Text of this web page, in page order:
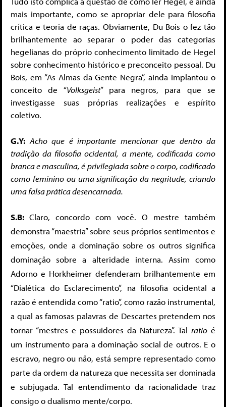
mais importante, como se apropriar dele para filosofia
crítica e teoria de raças. Obviamente, Du Bois o fez tão
brilhantemente ao separar o poder das categorias
hegelianas do próprio conhecimento limitado de Hegel
sobre conhecimento histórico e preconceito pessoal. Du
Bois, em “As Almas da Gente Negra”, ainda implantou o
conceito de “Volksgeist” para negros, para que se
investigasse suas próprias realizações e espírito
coletivo.
G.Y: Acho que é importante mencionar que dentro da
tradição da filosofia ocidental, a mente, codificada como
branca e masculina, é privilegiada sobre o corpo, codificado
como feminino ou uma significação da negritude, criando
uma falsa prática desencarnada.
S.B:Claro, concordo com você. O mestre também
demonstra “maestria” sobre seus próprios sentimentos e
emoções, onde a dominação sobre os outros significa
dominação sobre a alteridade interna. Assim como
Adorno e Horkheimer defenderam brilhantemente em
“Dialética do Esclarecimento”, na filosofia ocidental a
razão é entendida como “ratio”, como razão instrumental,
a qual as famosas palavras de Descartes pretendem nos
tornar “mestres e possuidores da Natureza”. Tal ratio é
um instrumento para a dominação social de outros. E o
escravo, negro ou não, está sempre representado como
parte da ordem da natureza que necessita ser dominada
e subjugada. Tal entendimento da racionalidade traz
consigo o dualismo mente/corpo.